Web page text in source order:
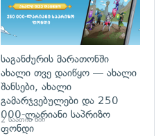
საგანძურის მარათონში
ახალი თვე დაიწყო — ახალი
შანსები, ახალი
გამარჯვებულები და 250
000-ლარიანი საპრიზო
ფონდი
2 საათის წინ